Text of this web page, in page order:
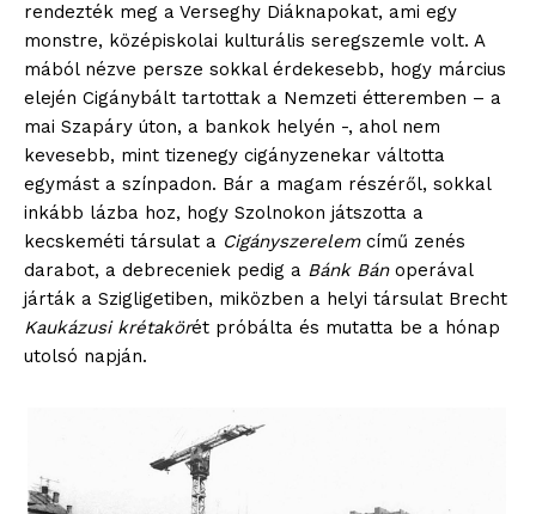
ELŐFIZETÉS
Hasznos
bSZ fiók
Előfizetés
Adatkezelési tájékoztató
Hirdetés
rendezték meg a Verseghy Diáknapokat, ami egy
monstre, középiskolai kulturális seregszemle volt. A
mából nézve persze sokkal érdekesebb, hogy március
elején Cigánybált tartottak a Nemzeti étteremben – a
mai Szapáry úton, a bankok helyén -, ahol nem
kevesebb, mint tizenegy cigányzenekar váltotta
egymást a színpadon. Bár a magam részéről, sokkal
inkább lázba hoz, hogy Szolnokon játszotta a
kecskeméti társulat a Cigányszerelemcímű zenés
darabot, a debreceniek pedig a Bánk Bánoperával
járták a Szigligetiben, miközben a helyi társulat Brecht
Kaukázusi krétakörét próbálta és mutatta be a hónap
utolsó napján.